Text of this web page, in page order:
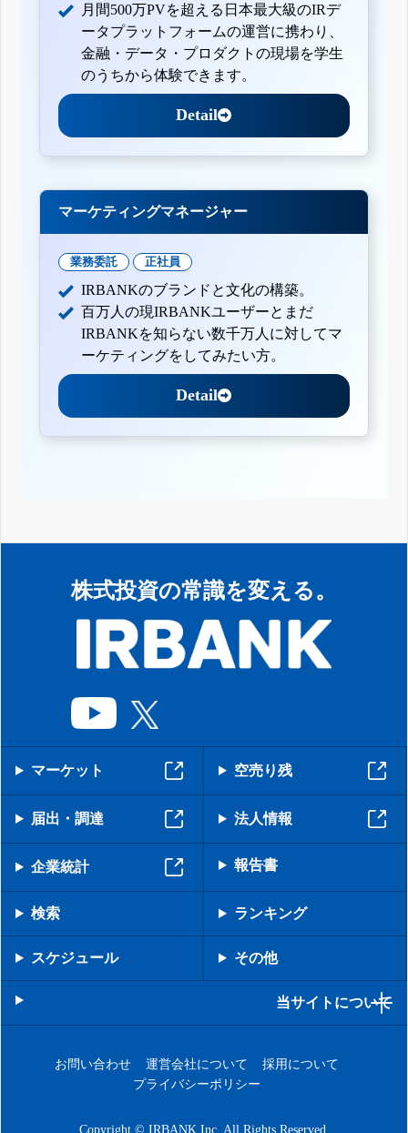
月間500万PVを超える日本最大級のIRデ
ータプラットフォームの運営に携わり、
金融・データ・プロダクトの現場を学生
のうちから体験できます。
Detail
マーケティングマネージャー
業務委託 正社員
IRBANKのブランドと文化の構築。
百万人の現IRBANKユーザーとまだ
IRBANKを知らない数千万人に対してマ
ーケティングをしてみたい方。
Detail
株式投資の常識を変える。
マーケット 空売り残
届出・調達 法人情報
企業統計 報告書
検索 ランキング
スケジュール その他
当サイトについて
お問い合わせ 運営会社について
採用について
プライバシーポリシー
Copyright © IRBANK Inc. All Rights Reserved.